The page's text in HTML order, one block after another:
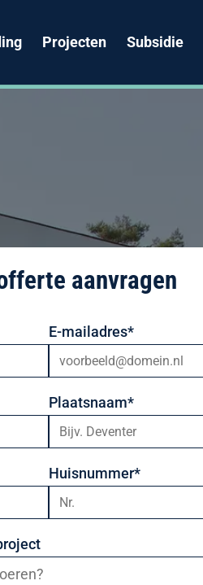
Projecten Subsidie
aanvragen
E-mailadres*
Plaatsnaam*
Huisnummer*